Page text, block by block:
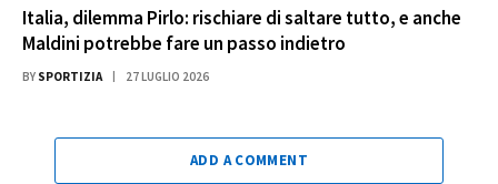
Italia, dilemma Pirlo: rischiare di saltare tutto, e anche
Maldini potrebbe fare un passo indietro
BY SPORTIZIA 27 LUGLIO 2026
ADD A COMMENT